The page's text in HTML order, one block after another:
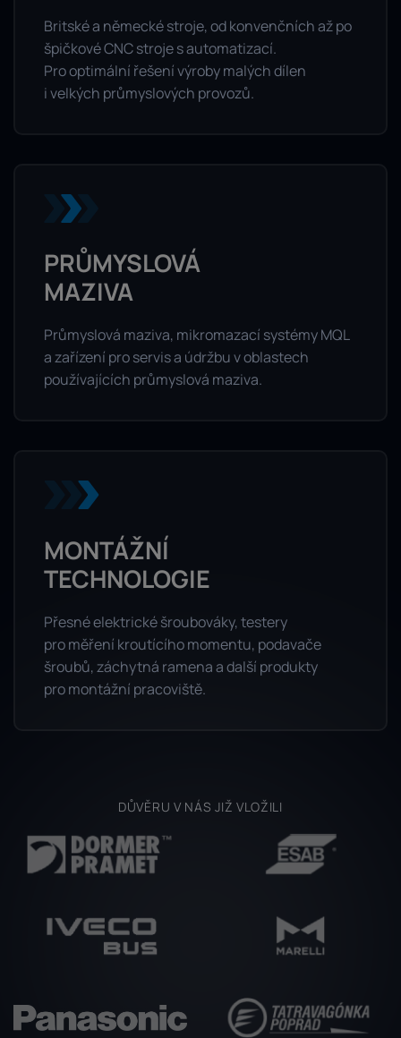
Britské a německé stroje, od konvenčních až po
špičkové CNC stroje s automatizací.
Pro optimální řešení výroby malých dílen
i velkých průmyslových provozů.
PRŮMYSLOVÁ
MAZIVA
Průmyslová maziva, mikromazací systémy MQL
a zařízení pro servis a údržbu v oblastech
používajících průmyslová maziva.
MONTÁŽNÍ
TECHNOLOGIE
Přesné elektrické šroubováky, testery
pro měření kroutícího momentu, podavače
šroubů, záchytná ramena a další produkty
pro montážní pracoviště.
DŮVĚRU V NÁS JIŽ VLOŽILI